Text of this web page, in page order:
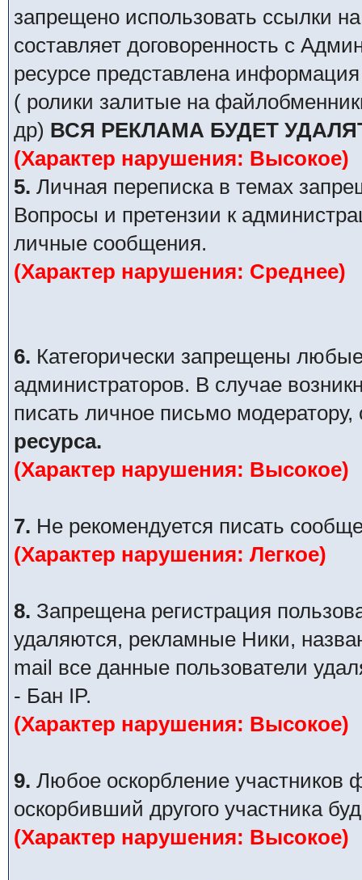
запрещено использовать ссылки
составляет договоренность с
ресурсе представлена
( ролики залитые на
др) ВСЯ РЕКЛАМА БУДЕТ
(Характер нарушения: Высокое)
5. Личная переписка в темах
Вопросы и претензии к
личные сообщения.
(Характер нарушения: Среднее)
6. Категорически запрещены
администраторов. В случае
писать личное письмо
ресурса.
(Характер нарушения: Высокое)
7. Не рекомендуется писать
(Характер нарушения: Легкое)
8. Запрещена регистрация
удаляются, рекламные Ники,
mail все данные пользователи
- Бан IP.
(Характер нарушения: Высокое)
9. Любое оскорбление участников
оскорбивший другого участника
(Характер нарушения: Высокое)